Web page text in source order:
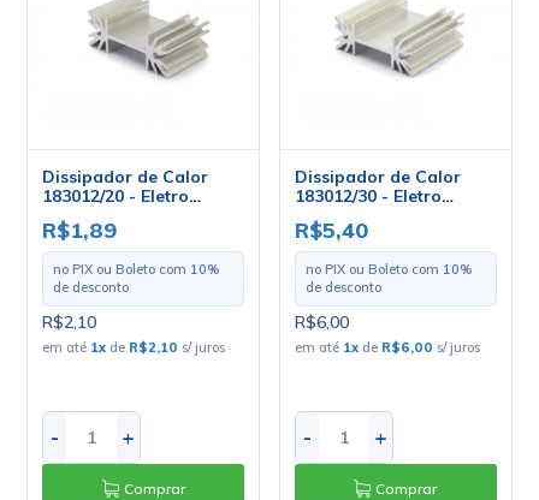
Dissipador de Calor
183012/20 - Eletro
R$1,89
no PIX ou Boleto com 10%
de desconto
R$2,10
em até 1x de R$2,10 s/ juros
- +
Comprar
Dissipador de Calor
183012/30 - Eletro
R$5,40
no PIX ou Boleto com 10%
de desconto
R$6,00
em até 1x de R$6,00 s/ juros
- +
Comprar